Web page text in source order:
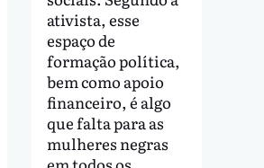
ativista, esse
espaço de
formação política,
bem como apoio
financeiro, é algo
que falta para as
mulheres negras